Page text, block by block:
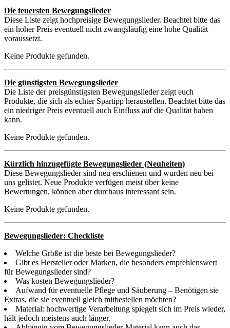
Die teuersten Bewegungslieder
Diese Liste zeigt hochpreisige Bewegungslieder. Beachtet bitte das
ein hoher Preis eventuell nicht zwangsläufig eine hohe Qualität
voraussetzt.
Keine Produkte gefunden.
Die günstigsten Bewegungslieder
Die Liste der preisgünstigsten Bewegungslieder zeigt euch
Produkte, die sich als echter Spartipp heraustellen. Beachtet bitte das
ein niedriger Preis eventuell auch Einfluss auf die Qualität haben
kann.
Keine Produkte gefunden.
Kürzlich hinzugefügte Bewegungslieder (Neuheiten)
Diese Bewegungslieder sind neu erschienen und wurden neu bei
uns gelistet. Neue Produkte verfügen meist über keine
Bewertungen, können aber durchaus interessant sein.
Keine Produkte gefunden.
Bewegungslieder: Checkliste
Welche Größe ist die beste bei Bewegungslieder?
Gibt es Hersteller oder Marken, die besonders empfehlenswert
für Bewegungslieder sind?
Was kosten Bewegungslieder?
Aufwand für eventuelle Pflege und Säuberung – Benötigen sie
Extras, die sie eventuell gleich mitbestellen möchten?
Material: hochwertige Verarbeitung spiegelt sich im Preis wieder,
hält jedoch meistens auch länger.